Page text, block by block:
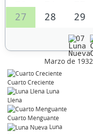
27
28 29
07
Marzo de
Cuarto Creciente
Luna
Llena
Cuarto Menguante
Luna